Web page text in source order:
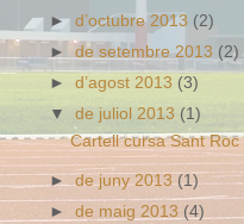
►d’octubre 2013 (2)
►de setembre 2013 (2)
►d’agost 2013 (3)
▼de juliol 2013(1)
Cartell cursa Sant Roc
►de juny 2013(1)
►de maig 2013 (4)